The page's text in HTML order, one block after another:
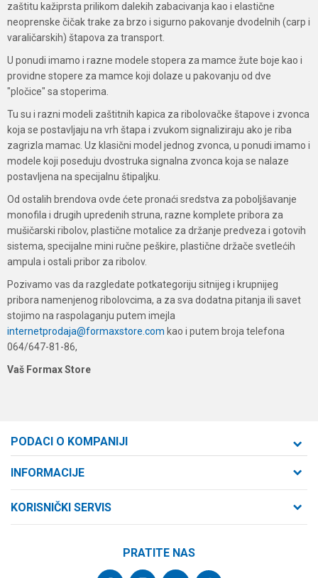
zaštitu kažiprsta prilikom dalekih zabacivanja kao i elastične
neoprenske čičak trake za brzo i sigurno pakovanje dvodelnih (carp i
varaličarskih) štapova za transport.
U ponudi imamo i razne modele stopera za mamce žute boje kao i
providne stopere za mamce koji dolaze u pakovanju od dve
"pločice" sa stoperima.
Tu su i razni modeli zaštitnih kapica za ribolovačke štapove i zvonca
koja se postavljaju na vrh štapa i zvukom signaliziraju ako je riba
zagrizla mamac. Uz klasični model jednog zvonca, u ponudi imamo i
modele koji poseduju dvostruka signalna zvonca koja se nalaze
postavljena na specijalnu štipaljku.
Od ostalih brendova ovde ćete pronaći sredstva za poboljšavanje
monofila i drugih upredenih struna, razne komplete pribora za
mušičarski ribolov, plastične motalice za držanje predveza i gotovih
sistema, specijalne mini ručne peškire, plastične držače svetlećih
ampula i ostali pribor za ribolov.
Pozivamo vas da razgledate potkategoriju sitnijeg i krupnijeg
pribora namenjenog ribolovcima, a za sva dodatna pitanja ili savet
stojimo na raspolaganju putem imejla
internetprodaja@formaxstore.com kao i putem broja telefona
064/647-81-86,
Vaš Formax Store
PODACI O KOMPANIJI
Cara Dušana 47
INFORMACIJE
KORISNIČKI SERVIS
PRATITE NAS